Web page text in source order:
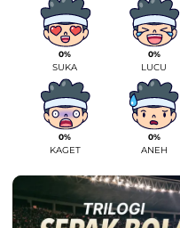
0%
SUKA
0%
LUCU
0%
KAGET
0%
ANEH